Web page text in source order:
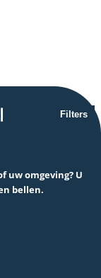
Filters
uw omgeving? U
bellen.